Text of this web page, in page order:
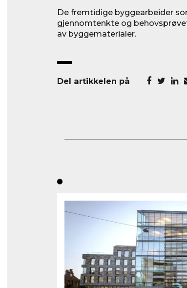
De fremtidige byggearbeider
gjennomtenkte og
av byggematerialer.
Del artikkelen på